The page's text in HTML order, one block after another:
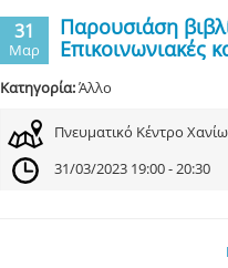
31
Μαρ
Παρουσιάση
Επικοινωνιακές
Κατηγορία:Άλλο
Πνευματικό Κέντρο
31/03/2023 19:00 - 20:30